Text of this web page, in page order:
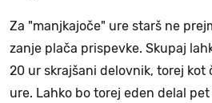
Za "manjkajoče" ure starš ne
zanje plača prispevke. Skupaj
20 ur skrajšani delovnik, torej kot
ure. Lahko bo torej eden delal